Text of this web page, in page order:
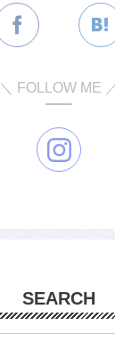
＼ FOLLOW ME
SEARCH